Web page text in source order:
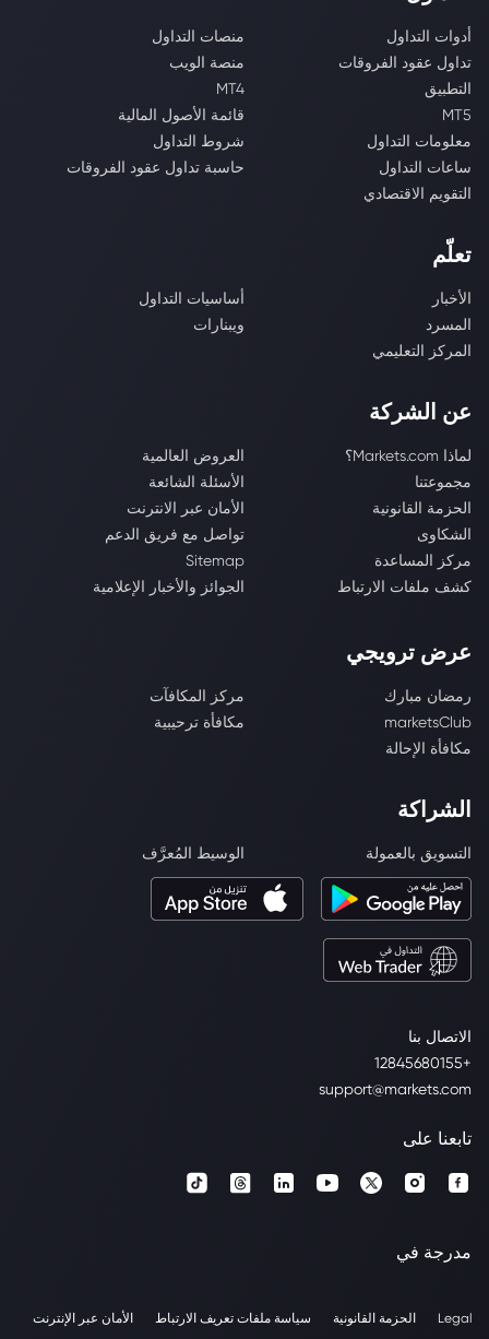
الاتصال بنا
+12845680155
support@markets.com
أدوات التداول
منصات التداول
تداول عقود الفروقات
منصة الويب
التطبيق
MT4
MT5
قائمة الأصول المالية
معلومات التداول
شروط التداول
ساعات التداول
حاسبة تداول عقود الفروقات
التقويم الاقتصادي
تعلّم
الأخبار
أساسيات التداول
المسرد
ويبنارات
المركز التعليمي
عن الشركة
لماذا Markets.com؟
العروض العالمية
مجموعتنا
الأسئلة الشائعة
الحزمة القانونية
الأمان عبر الانترنت
الشكاوى
تواصل مع فريق الدعم
مركز المساعدة
Sitemap
كشف ملفات الارتباط
الجوائز والأخبار الإعلامية
عرض ترويجي
رمضان مبارك
مركز المكافآت
marketsClub
مكافأة ترحيبية
مكافأة الإحالة
الشراكة
التسويق بالعمولة الوسيط المُعرَّف
تابعنا على
مدرجة في
Legal الحزمة القانونية سياسة ملفات تعريف الارتباط الأمان عبر الإنترنت